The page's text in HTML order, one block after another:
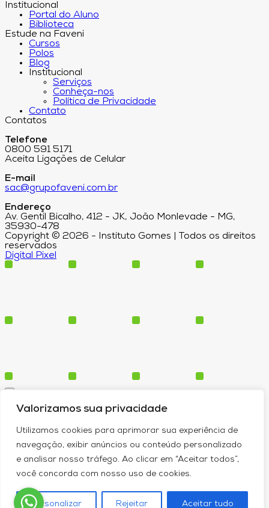
Valorizamos sua privacidade
Utilizamos cookies para aprimorar sua experiência de
navegação, exibir anúncios ou conteúdo personalizado
e analisar nosso tráfego. Ao clicar em “Aceitar todos”,
você concorda com nosso uso de cookies.
Personalizar Rejeitar Aceitar tudo
Institucional
Portal do Aluno
Biblioteca
Estude na Faveni
Cursos
Polos
Blog
Institucional
Serviços
Conheça-nos
Política de Privacidade
Contato
Contatos
Telefone
0800 591 5171
Aceita Ligações de Celular
E-mail
sac@grupofaveni.com.br
Endereço
Av. Gentil Bicalho, 412 - JK, João Monlevade - MG,
35930-478
Copyright © 2026 - Instituto Gomes | Todos os direitos
reservados
Digital Pixel
Cursos
Blog
Serviços
Conheça-nos